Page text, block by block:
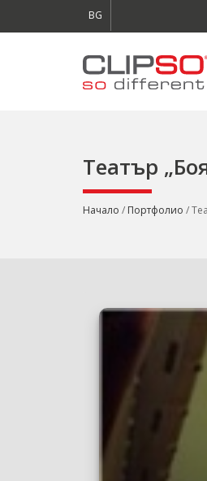
BG
Театър
Начало / Портфолио /